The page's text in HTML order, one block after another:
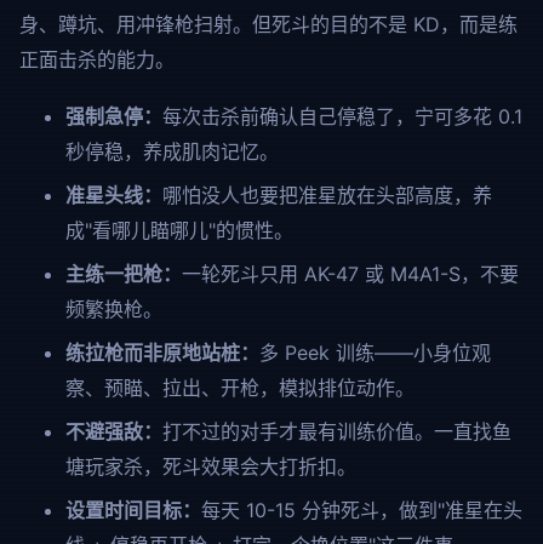
身、蹲坑、用冲锋枪扫射。但死斗的目的不是 KD，而是练
正面击杀的能力。
强制急停： 每次击杀前确认自己停稳了，宁可多花 0.1
秒停稳，养成肌肉记忆。
准星头线： 哪怕没人也要把准星放在头部高度，养
成"看哪儿瞄哪儿"的惯性。
主练一把枪： 一轮死斗只用 AK-47 或 M4A1-S，不要
频繁换枪。
练拉枪而非原地站桩： 多 Peek 训练——小身位观
察、预瞄、拉出、开枪，模拟排位动作。
不避强敌： 打不过的对手才最有训练价值。一直找鱼
塘玩家杀，死斗效果会大打折扣。
设置时间目标： 每天 10-15 分钟死斗，做到"准星在头